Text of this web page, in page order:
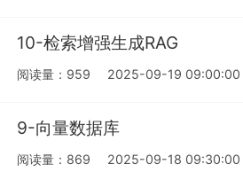
10-检索增强生成RAG
阅读量：959 2025-09-19 09:00:00
9-向量数据库
阅读量：869 2025-09-18 09:30:00